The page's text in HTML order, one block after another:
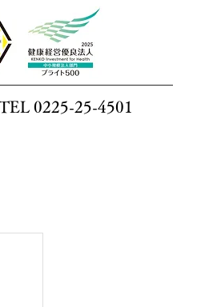
0225-25-4501